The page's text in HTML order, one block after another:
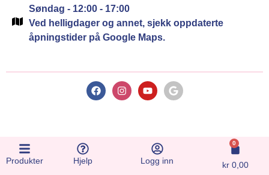
Produkter Hjelp Logg inn
0
kr 0,00
Søndag - 12:00 - 17:00
Ved helligdager og annet, sjekk oppdaterte
åpningstider på Google Maps.